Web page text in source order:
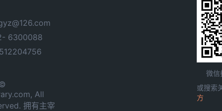
6300088
All
拥有主宰
微信
或搜索
方